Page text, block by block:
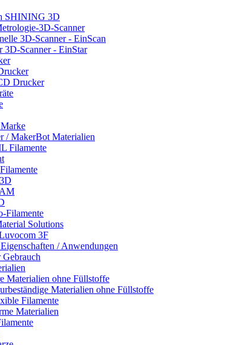
SHINING 3D
3D-Scanner
3D-Scanner - EinScan
3D-Scanner - EinStar
Drucker
/ MakerBot Materialien
Filamente
Filamente
Solutions
3F
/ Anwendungen
Materialien ohne Füllstoffe
Materialien ohne Füllstoffe
Filamente
Materialien